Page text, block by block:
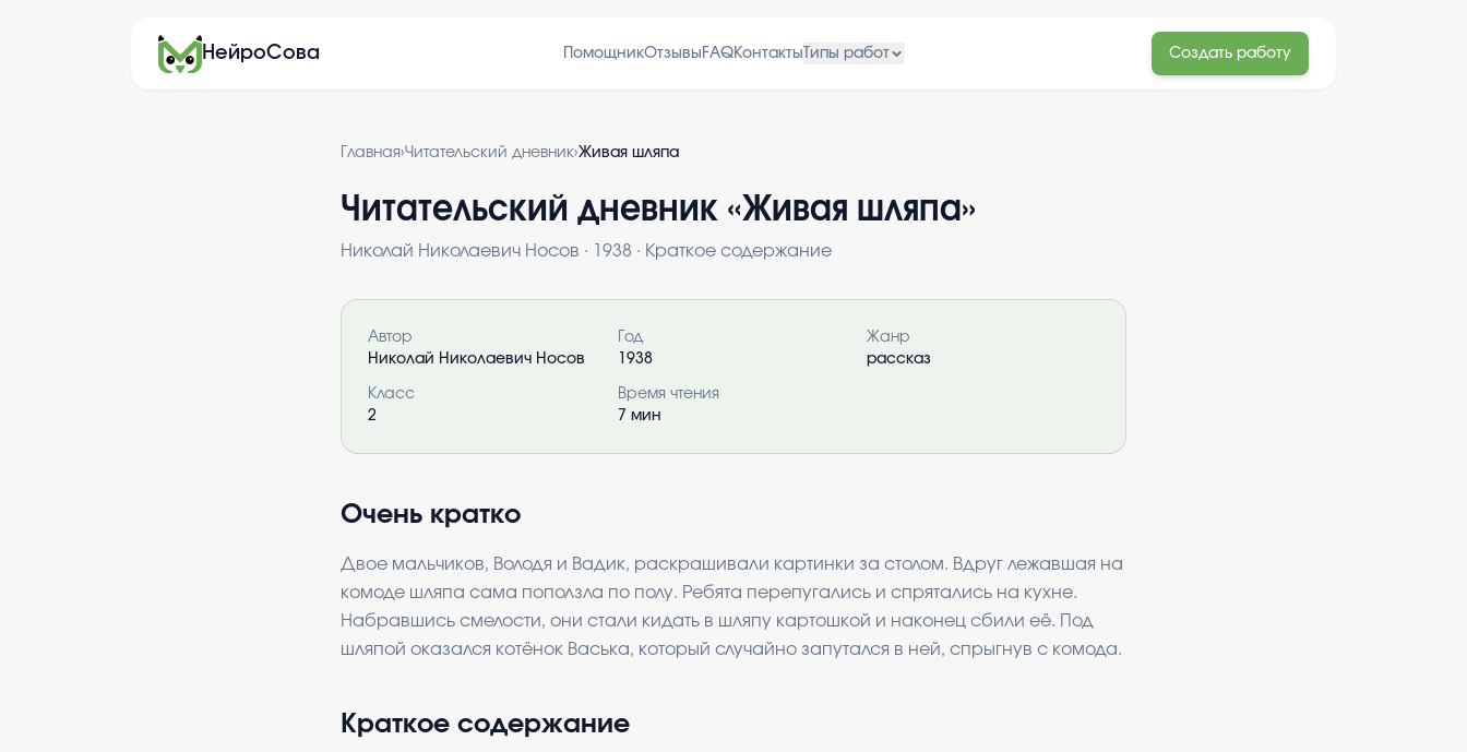
НейроСова ПомощникОтзывы FAQКонтакты Типы работ Создать работу
Главная›Читательский дневник›Живая шляпа
Читательский дневник «Живая шляпа»
Николай Николаевич Носов · 1938 · Краткое содержание
Информация о книге
Автор
Николай Николаевич Носов
Год
1938
Жанр
рассказ
Класс
2
Время чтения
7 мин
Очень кратко
Двое мальчиков, Володя и Вадик, раскрашивали картинки за столом. Вдруг лежавшая на
комоде шляпа сама поползла по полу. Ребята перепугались и спрятались на кухне.
Набравшись смелости, они стали кидать в шляпу картошкой и наконец сбили её. Под
шляпой оказался котёнок Васька, который случайно запутался в ней, спрыгнув с комода.
Краткое содержание